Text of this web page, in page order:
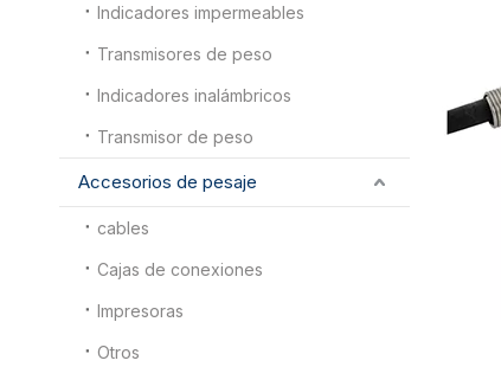
Indicadores impermeables
Transmisores de peso
Indicadores inalámbricos
Transmisor de peso
Accesorios de pesaje
cables
Cajas de conexiones
Impresoras
Otros